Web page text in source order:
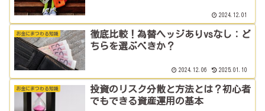
2024.12.01
お金にまつわる知識
徹底比較！為替ヘッジありvsなし：ど
ちらを選ぶべきか？
2024.12.06 2025.01.10
お金にまつわる知識
投資のリスク分散と方法とは？初心者
でもできる資産運用の基本